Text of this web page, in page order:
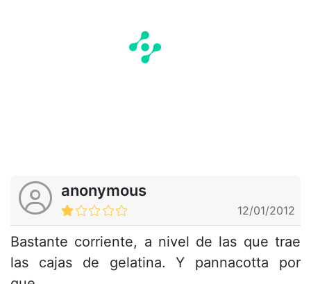
anonymous
12/01/2012
Bastante corriente, a nivel de las que trae
las cajas de gelatina. Y pannacotta por